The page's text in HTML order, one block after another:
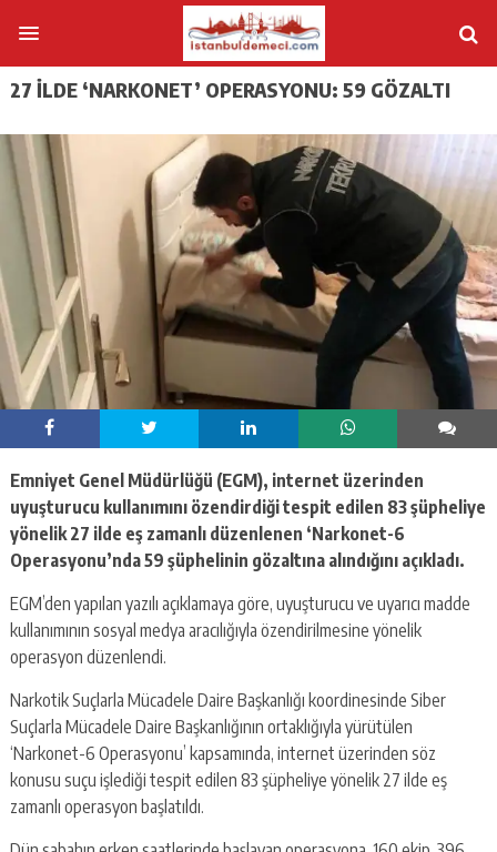
27 ILDE ‘NARKONET’ OPERASYONU: 59 GÖZALTI
Emniyet Genel Müdürlüğü (EGM), internet üzerinden
uyuşturucu kullanımını özendirdiği tespit edilen 83 şüpheliye
yönelik 27 ilde eş zamanlı düzenlenen ‘Narkonet-6
Operasyonu’nda 59 şüphelinin gözaltına alındığını açıkladı.
EGM’den yapılan yazılı açıklamaya göre, uyuşturucu ve uyarıcı madde
kullanımının sosyal medya aracılığıyla özendirilmesine yönelik
operasyon düzenlendi.
Narkotik Suçlarla Mücadele Daire Başkanlığı koordinesinde Siber
Suçlarla Mücadele Daire Başkanlığının ortaklığıyla yürütülen
‘Narkonet-6 Operasyonu’ kapsamında, internet üzerinden söz
konusu suçu işlediği tespit edilen 83 şüpheliye yönelik 27 ilde eş
zamanlı operasyon başlatıldı.